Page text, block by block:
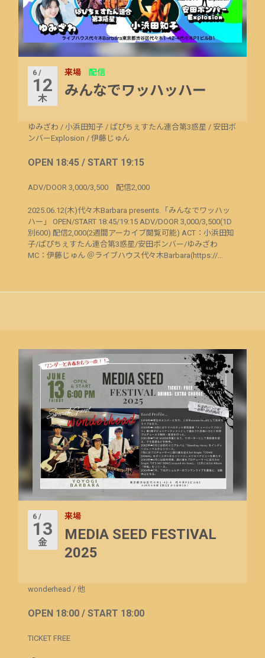
6 /
12
木
来場 配信
みんなでワッハッハー
ゆみざわ / 小浜田知子 / ぱぴちぇすたん連合第3惑星 / 安田ボ
ンバーExplosion / 伊藤じゅん
OPEN 18:45 / START 19:15
ADV/DOOR 3,000/3,500 配信2,000
2025.06.12(木)代々木Barbara presents.「みんなでワッハッ
ハー」 OPEN/START 18:45/19:15 ADV/DOOR 3,000/3,500(1D
別600) 配信2,000(2週間アーカイブ閲覧可能) ACT：小浜田知
子/ぱぴちぇすたん連合第3惑星/安田ボンバー/ゆみざわ
MC：伊藤じゅん ＠ライブハウス代々木Barbara(https://...
6 /
13
金
来場
MEDIA SEED FESTIVAL
2025
wonderhead / 他
OPEN 18:00 / START 18:00
TICKET FREE